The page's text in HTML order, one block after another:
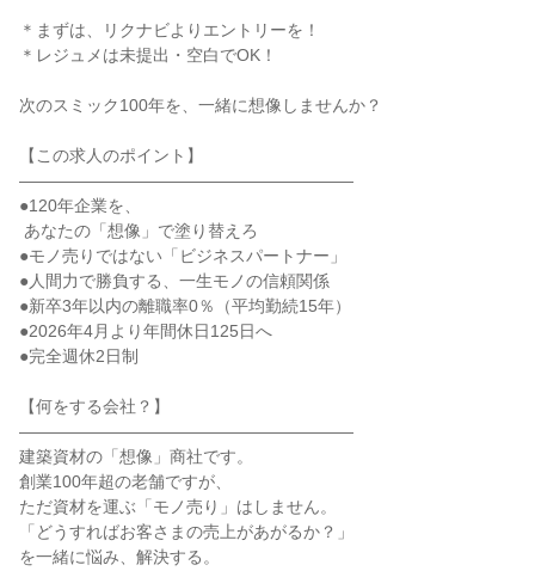
＊まずは、リクナビよりエントリーを！
＊レジュメは未提出・空白でOK！
次のスミック100年を、一緒に想像しませんか？
【この求人のポイント】
――――――――――――――――――――
●120年企業を、
●モノ売りではない「ビジネスパートナー」
●人間力で勝負する、一生モノの信頼関係
●新卒3年以内の離職率0％（平均勤続15年）
●2026年4月より年間休日125日へ
●完全週休2日制
【何をする会社？】
――――――――――――――――――――
建築資材の「想像」商社です。
創業100年超の老舗ですが、
ただ資材を運ぶ「モノ売り」はしません。
「どうすればお客さまの売上があがるか？」
を一緒に悩み、解決する。